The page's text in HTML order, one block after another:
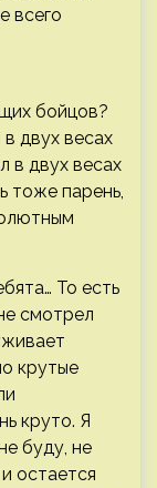
всего
бойцов?
двух весах
в двух весах
тоже парень,
То есть
смотрел
крутые
круто. Я
буду, не
остается